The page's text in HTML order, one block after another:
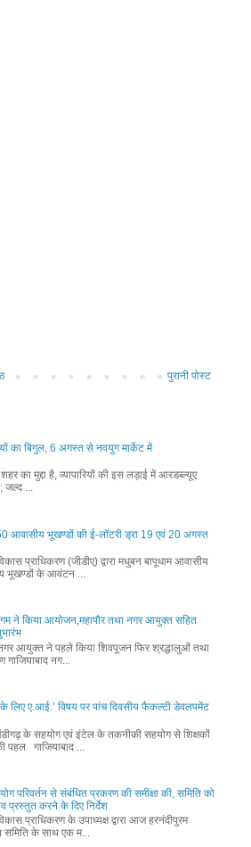
पुरानी पोस्ट
का बिगुल, 6 अगस्त से नवयुग मार्केट में
का मुद्दा है, व्यापारियों की इस लड़ाई में आरडब्ल्यूए
जल्द ...
आवासीय भूखण्डों की ई-लॉटरी ड्रा 19 एवं 20 अगस्त
प्राधिकरण (जीडीए) द्वारा मधुबन बापूधाम आवासीय
भूखण्डों के आवंटन ...
ने किया आयोजन,महापौर तथा नगर आयुक्त सहित
आयुक्त ने पहले किया शिवपूजन फिर श्रद्धालुओं तथा
गाजियाबाद नग...
लिए ए.आई.’ विषय पर पांच दिवसीय फैकल्टी डेवलपमेंट
के सहयोग एवं इंटेल के तकनीकी सहयोग से शिक्षकों
गाजियाबाद ...
परिवर्तन से संबंधित प्रकरण की समीक्षा की, समिति को
प्रस्तुत करने के दिए निर्देश
प्राधिकरण के उपाध्यक्ष द्वारा आज हरनंदीपुरम
समिति के साथ एक म...